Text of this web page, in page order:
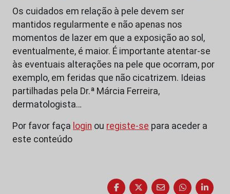
Os cuidados em relação à pele devem ser
mantidos regularmente e não apenas nos
momentos de lazer em que a exposição ao sol,
eventualmente, é maior. É importante atentar-se
às eventuais alterações na pele que ocorram, por
exemplo, em feridas que não cicatrizem. Ideias
partilhadas pela Dr.ª Márcia Ferreira,
dermatologista…
Por favor faça login ou registe-se para aceder a
este conteúdo